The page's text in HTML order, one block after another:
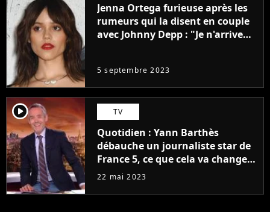
Jenna Ortega furieuse après les
rumeurs qui la disent en couple
avec Johnny Depp : "Je n'arrive
5 septembre 2023
player2 TV
Quotidien : Yann Barthès
débauche un journaliste star de
France 5, ce que cela va changer
à la rentrée
22 mai 2023